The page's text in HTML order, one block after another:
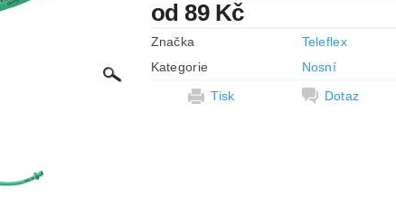
od 89 Kč
Značka
Teleflex
Kategorie
Nosní
Tisk
Dotaz